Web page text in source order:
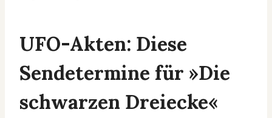
UFO-Akten: Diese
Sendetermine für »Die
schwarzen Dreiecke«